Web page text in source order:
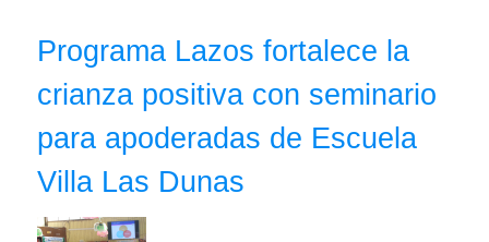
Programa Lazos fortalece la
crianza positiva con seminario
para apoderadas de Escuela
Villa Las Dunas